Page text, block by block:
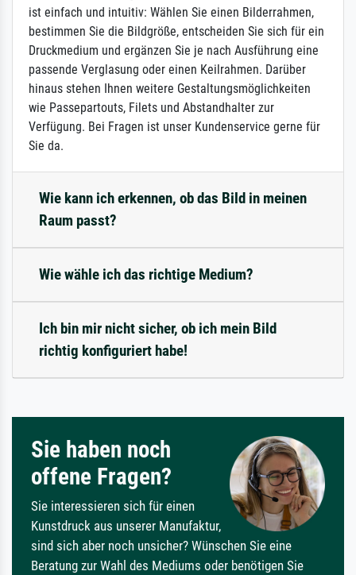
ist einfach und intuitiv: Wählen Sie einen Bilderrahmen,
bestimmen Sie die Bildgröße, entscheiden Sie sich für ein
Druckmedium und ergänzen Sie je nach Ausführung eine
passende Verglasung oder einen Keilrahmen. Darüber
hinaus stehen Ihnen weitere Gestaltungsmöglichkeiten
wie Passepartouts, Filets und Abstandhalter zur
Verfügung. Bei Fragen ist unser Kundenservice gerne für
Sie da.
Wie kann ich erkennen, ob das Bild in meinen
Raum passt?
Wie wähle ich das richtige Medium?
Ich bin mir nicht sicher, ob ich mein Bild
richtig konfiguriert habe!
Sie haben noch
offene Fragen?
Sie interessieren sich für einen
Kunstdruck aus unserer Manufaktur,
sind sich aber noch unsicher? Wünschen Sie eine
Beratung zur Wahl des Mediums oder benötigen Sie